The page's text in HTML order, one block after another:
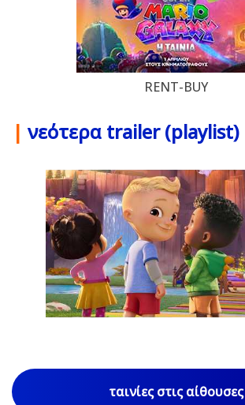
RENT-BUY
| νεότερα trailer (playlist)
1/85
ταινίες στις αίθουσες